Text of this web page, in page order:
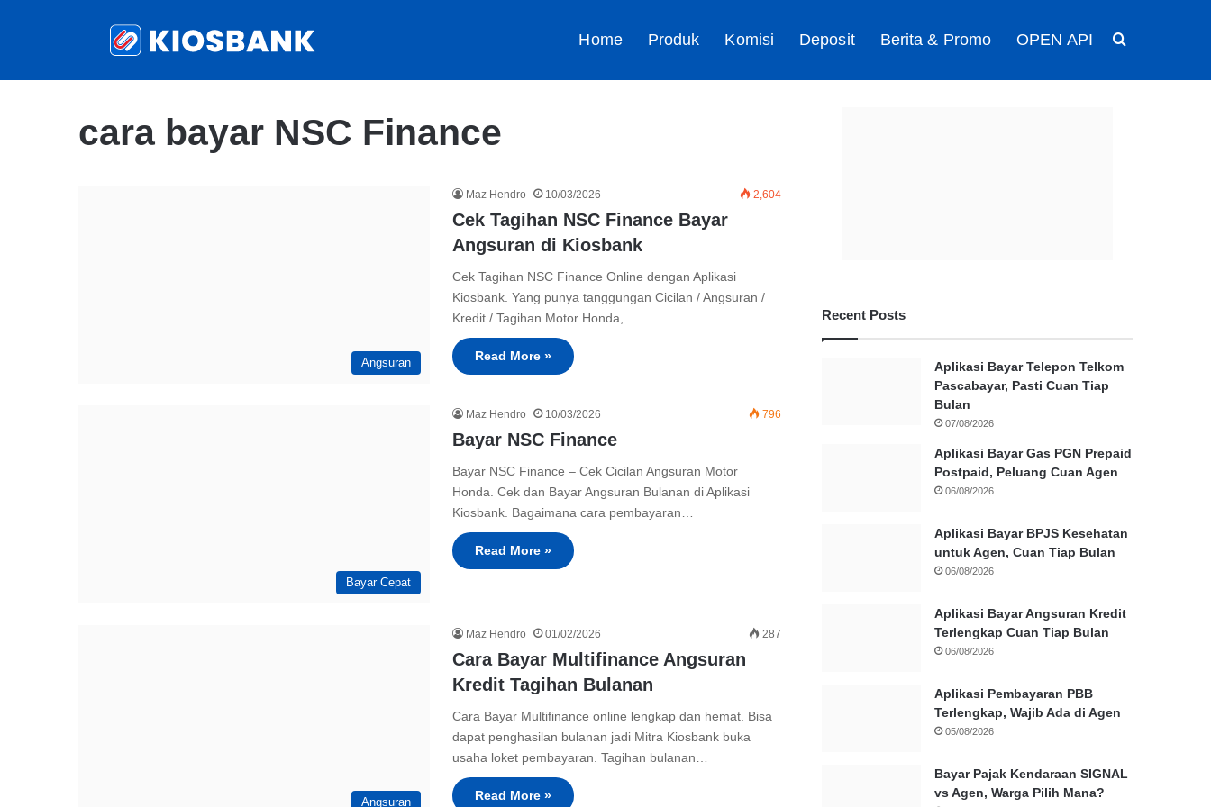
Home Produk Komisi Deposit Berita & Promo OPEN API
cara bayar NSC Finance
Angsuran
Maz Hendro 10/03/2026 2,604
Cek Tagihan NSC Finance Bayar
Angsuran di Kiosbank
Cek Tagihan NSC Finance Online dengan Aplikasi
Kiosbank. Yang punya tanggungan Cicilan / Angsuran /
Kredit / Tagihan Motor Honda,…
Read More »
Bayar Cepat
Maz Hendro 10/03/2026 796
Bayar NSC Finance
Bayar NSC Finance – Cek Cicilan Angsuran Motor
Honda. Cek dan Bayar Angsuran Bulanan di Aplikasi
Kiosbank. Bagaimana cara pembayaran…
Read More »
Angsuran
Maz Hendro 01/02/2026 287
Cara Bayar Multifinance Angsuran
Kredit Tagihan Bulanan
Cara Bayar Multifinance online lengkap dan hemat. Bisa
dapat penghasilan bulanan jadi Mitra Kiosbank buka
usaha loket pembayaran. Tagihan bulanan…
Read More »
Recent Posts
Aplikasi Bayar Telepon Telkom
Pascabayar, Pasti Cuan Tiap
Bulan
07/08/2026
Aplikasi Bayar Gas PGN Prepaid
Postpaid, Peluang Cuan Agen
06/08/2026
Aplikasi Bayar BPJS Kesehatan
untuk Agen, Cuan Tiap Bulan
06/08/2026
Aplikasi Bayar Angsuran Kredit
Terlengkap Cuan Tiap Bulan
06/08/2026
Aplikasi Pembayaran PBB
Terlengkap, Wajib Ada di Agen
05/08/2026
Bayar Pajak Kendaraan SIGNAL
vs Agen, Warga Pilih Mana?